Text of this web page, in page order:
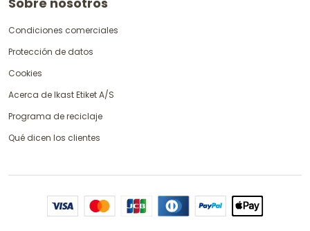
Condiciones comerciales
Protección de datos
Cookies
Acerca de Ikast Etiket A/S
Programa de reciclaje
Qué dicen los clientes